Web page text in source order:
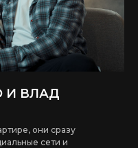
И ВЛАД
они сразу
сети и